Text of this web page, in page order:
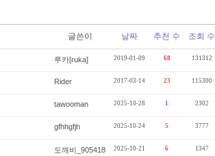
글쓴이 날짜 추천 수 조회 수
루카[ruka] 2019-01-09 68 131312
Rider 2017-03-14 23 115300
tawooman 2025-10-28 1 2302
gfhhgfjh 2025-10-24 5 3777
도깨비_905418 2025-10-21 6 1347